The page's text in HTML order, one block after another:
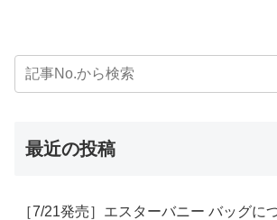
最近の投稿
［7/21発売］エスターバニー バッグに